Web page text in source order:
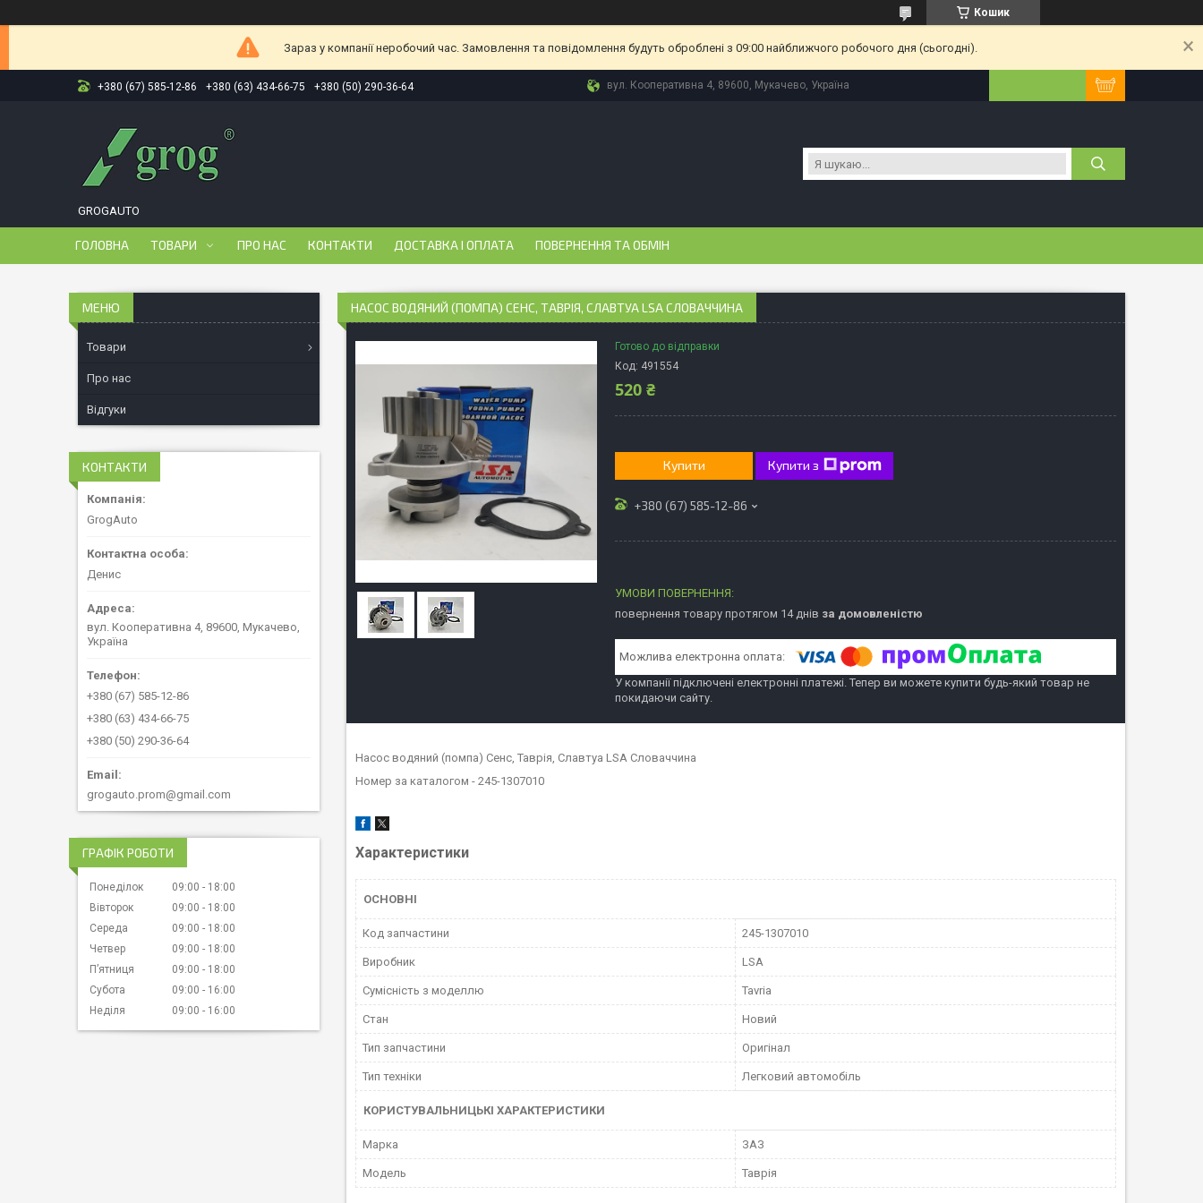
Кошик
Зараз у компанії неробочий час. Замовлення та повідомлення будуть оброблені з 09:00 найближчого робочого дня (сьогодні).
+380 (67) 585-12-86 +380 (63) 434-66-75 +380 (50) 290-36-64 вул. Кооперативна 4, 89600, Мукачево, Україна
GROGAUTO
ГОЛОВНА ТОВАРИ ПРО НАС КОНТАКТИ ДОСТАВКА І ОПЛАТА ПОВЕРНЕННЯ ТА ОБМІН
НАСОС ВОДЯНИЙ (ПОМПА) СЕНС, ТАВРІЯ, СЛАВТУА LSA СЛОВАЧЧИНА
Готово до відправки
Код: 491554
520 ₴
Купити Купити з
+380 (67) 585-12-86
повернення товару протягом 14 днів за домовленістю
У компанії підключені електронні платежі. Тепер ви можете купити будь-який товар не
покидаючи сайту.
Насос водяний (помпа) Сенс, Таврія, Славтуа LSA Словаччина
Номер за каталогом - 245-1307010
Характеристики
ОСНОВНІ
Код запчастини 245-1307010
Виробник LSA
Сумісність з моделлю Tavria
Стан Новий
Тип запчастини Оригінал
Тип техніки Легковий автомобіль
КОРИСТУВАЛЬНИЦЬКІ ХАРАКТЕРИСТИКИ
Марка ЗАЗ
Мoдель Таврія
Товари
Про нас
Відгуки
КОНТАКТИ
GrogAuto
Денис
вул. Кооперативна 4, 89600, Мукачево,
Україна
+380 (67) 585-12-86
+380 (63) 434-66-75
+380 (50) 290-36-64
grogauto.prom@gmail.com
ГРАФІК РОБОТИ
Понеділок 09:00
18:00
Вівторок
09:00
18:00
Середа
09:00
18:00
Четвер
09:00
18:00
Пʼятниця
09:00
18:00
Субота
09:00
16:00
Неділя
09:00 16:00